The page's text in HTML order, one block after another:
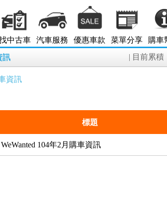
中古車 汽車服務 優惠車款 菜單分享 購車
訊 | 目前累積
資訊
標題
WeWanted 104年2月購車資訊